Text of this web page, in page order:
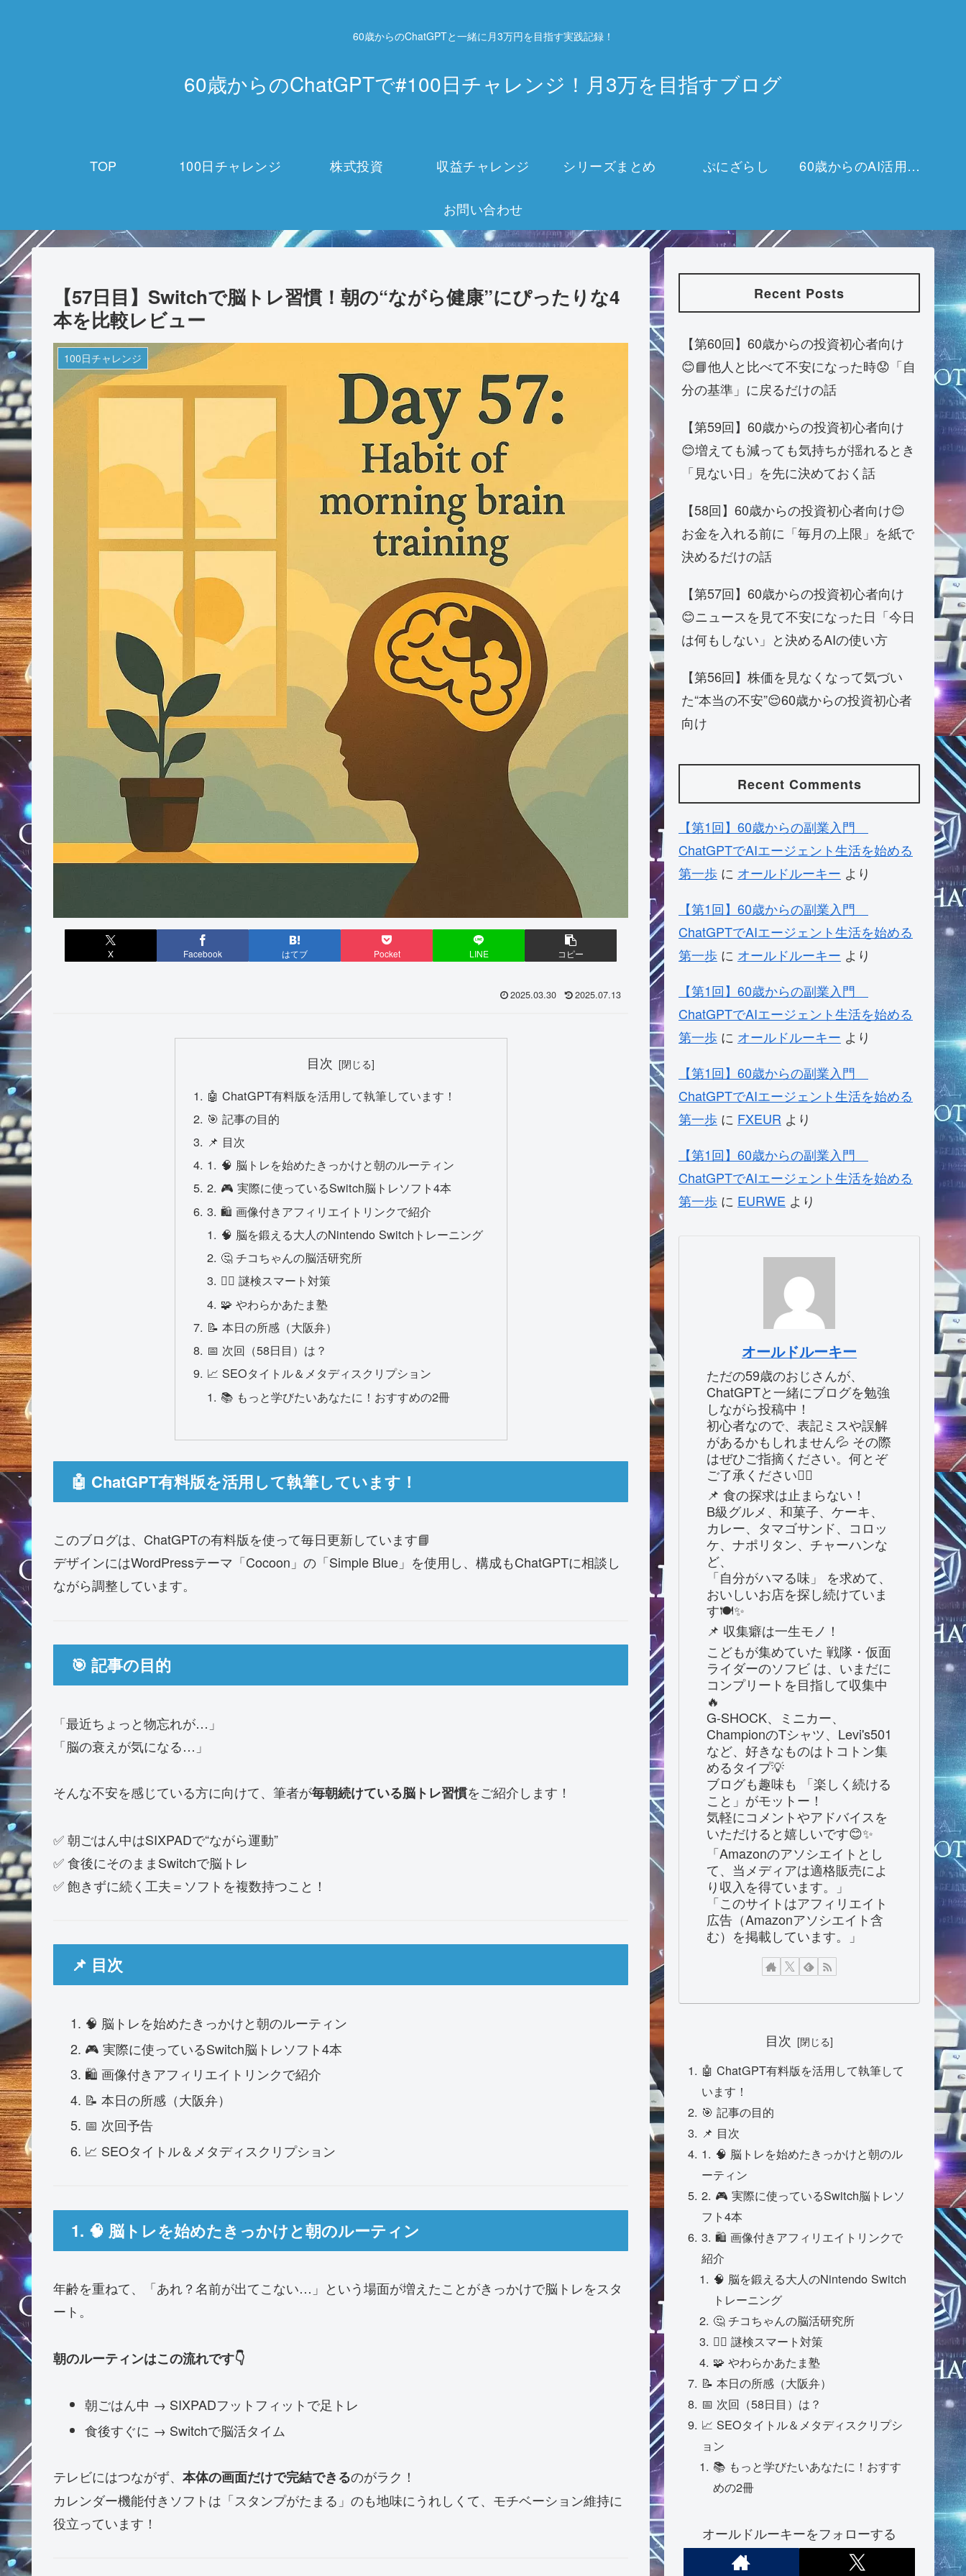
60歳からのChatGPTと一緒に月3万円を目指す実践記録！
60歳からのChatGPTで#100日チャレンジ！月3万を目指すブログ
TOP 100日チャレンジ 株式投資 収益チャレンジ シリーズまとめ ぷにざらし 60歳からのAI活用チャレンジ
お問い合わせ
【57日目】Switchで脳トレ習慣！朝の“ながら健康”にぴったりな4
本を比較レビュー
100日チャレンジ
X Facebook はてブ Pocket LINE コピー
2025.03.30 2025.07.13
目次
🤖 ChatGPT有料版を活用して執筆しています！
🎯 記事の目的
📌 目次
1. 🧠 脳トレを始めたきっかけと朝のルーティン
2. 🎮 実際に使っているSwitch脳トレソフト4本
3. 🛍 画像付きアフィリエイトリンクで紹介
🧠 脳を鍛える大人のNintendo Switchトレーニング
🤔 チコちゃんの脳活研究所
🕵️‍♂️ 謎検スマート対策
🧩 やわらかあたま塾
📝 本日の所感（大阪弁）
📅 次回（58日目）は？
📈 SEOタイトル＆メタディスクリプション
📚 もっと学びたいあなたに！おすすめの2冊
🤖 ChatGPT有料版を活用して執筆しています！
このブログは、ChatGPTの有料版を使って毎日更新しています📘
デザインにはWordPressテーマ「Cocoon」の「Simple Blue」を使用し、構成もChatGPTに相談し
ながら調整しています。
🎯 記事の目的
「最近ちょっと物忘れが…」
「脳の衰えが気になる…」
そんな不安を感じている方に向けて、筆者が毎朝続けている脳トレ習慣をご紹介します！
✅ 朝ごはん中はSIXPADで“ながら運動”
✅ 食後にそのままSwitchで脳トレ
✅ 飽きずに続く工夫＝ソフトを複数持つこと！
📌 目次
🧠 脳トレを始めたきっかけと朝のルーティン
🎮 実際に使っているSwitch脳トレソフト4本
🛍 画像付きアフィリエイトリンクで紹介
📝 本日の所感（大阪弁）
📅 次回予告
📈 SEOタイトル＆メタディスクリプション
1. 🧠 脳トレを始めたきっかけと朝のルーティン
年齢を重ねて、「あれ？名前が出てこない…」という場面が増えたことがきっかけで脳トレをスタ
ート。
朝のルーティンはこの流れです👇
朝ごはん中 → SIXPADフットフィットで足トレ
食後すぐに → Switchで脳活タイム
テレビにはつながず、 本体の画面だけで完結できるのがラク！
カレンダー機能付きソフトは「スタンプがたまる」のも地味にうれしくて、モチベーション維持に
役立っています！
Recent Posts
【第60回】60歳からの投資初心者向け
😊📘他人と比べて不安になった時😟「自
分の基準」に戻るだけの話
【第59回】60歳からの投資初心者向け
😊増えても減っても気持ちが揺れるとき
「見ない日」を先に決めておく話
【58回】60歳からの投資初心者向け😊
お金を入れる前に「毎月の上限」を紙で
決めるだけの話
【第57回】60歳からの投資初心者向け
😊ニュースを見て不安になった日「今日
は何もしない」と決めるAIの使い方
【第56回】株価を見なくなって気づい
た“本当の不安”😌60歳からの投資初心者
向け
Recent Comments
【第1回】60歳からの副業入門
ChatGPTでAIエージェント生活を始める
第一歩 に オールドルーキー より
【第1回】60歳からの副業入門
ChatGPTでAIエージェント生活を始める
第一歩 に オールドルーキー より
【第1回】60歳からの副業入門
ChatGPTでAIエージェント生活を始める
第一歩 に オールドルーキー より
【第1回】60歳からの副業入門
ChatGPTでAIエージェント生活を始める
第一歩 に FXEUR より
【第1回】60歳からの副業入門
ChatGPTでAIエージェント生活を始める
第一歩 に EURWE より
オールドルーキー
ただの59歳のおじさんが、
ChatGPTと一緒にブログを勉強
しながら投稿中！
初心者なので、表記ミスや誤解
があるかもしれません💦 その際
はぜひご指摘ください。何とぞ
ご了承ください🙇‍♂️
📌 食の探求は止まらない！
B級グルメ、和菓子、ケーキ、
カレー、タマゴサンド、コロッ
ケ、ナポリタン、チャーハンな
ど、
「自分がハマる味」 を求めて、
おいしいお店を探し続けていま
す🍽️✨
📌 収集癖は一生モノ！
こどもが集めていた 戦隊・仮面
ライダーのソフビ は、いまだに
コンプリートを目指して収集中
🔥
G-SHOCK、ミニカー、
ChampionのTシャツ、Levi's501
など、好きなものはトコトン集
めるタイプ💡
ブログも趣味も 「楽しく続ける
こと」がモットー！
気軽にコメントやアドバイスを
いただけると嬉しいです😊✨
「Amazonのアソシエイトとし
て、当メディアは適格販売によ
り収入を得ています。」
「このサイトはアフィリエイト
広告（Amazonアソシエイト含
む）を掲載しています。」
目次
🤖 ChatGPT有料版を活用して執筆して
います！
🎯 記事の目的
📌 目次
1. 🧠 脳トレを始めたきっかけと朝のル
ーティン
2. 🎮 実際に使っているSwitch脳トレソ
フト4本
3. 🛍 画像付きアフィリエイトリンクで
紹介
🧠 脳を鍛える大人のNintendo Switch
トレーニング
🤔 チコちゃんの脳活研究所
🕵️‍♂️ 謎検スマート対策
🧩 やわらかあたま塾
📝 本日の所感（大阪弁）
📅 次回（58日目）は？
📈 SEOタイトル＆メタディスクリプシ
ョン
📚 もっと学びたいあなたに！おすす
めの2冊
オールドルーキーをフォローする